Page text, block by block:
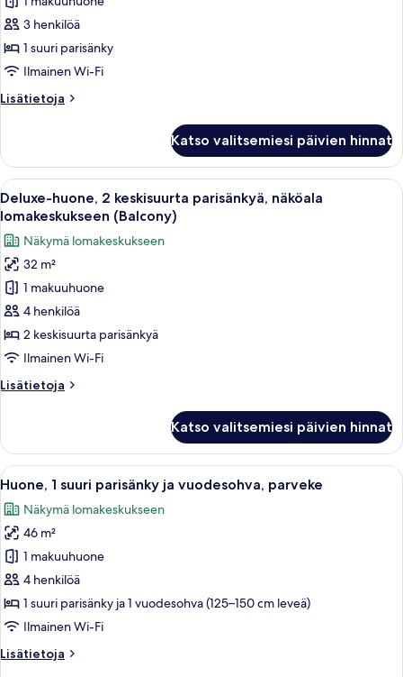
Tavanomainen
huone,
1
suuri
kuvat
3 henkilöä
1 suuri parisänky
Ilmainen Wi-Fi
Lisätietoja
Lisätietoja
1
suuri
parisänky
Katso valitsemiesi päivien hinnat
Avaa
kaikki
huonetyypin
Deluxe-
huone,
2
keskisuurta
parisänkyä,
näköala
(Balcony)
Hotellihuone, jossa on kaksi
9
Deluxe-huone, 2 keskisuurta parisänkyä, näköala
lomakeskukseen (Balcony)
Näkymä lomakeskukseen
32 m²
1 makuuhuone
4 henkilöä
2 keskisuurta parisänkyä
Ilmainen Wi-Fi
Lisätietoja
Lisätietoja
2
keskisuurta
parisänkyä,
lomakeskukseen
(Balcony)
Katso valitsemiesi päivien hinnat
Avaa
kaikki
huonetyypin
Huone,
suuri
parisänky
ja
parveke
Moderni hotellihuone, jossa on
6
Huone, 1 suuri parisänky ja vuodesohva, parveke
Näkymä lomakeskukseen
46 m²
1 makuuhuone
4 henkilöä
1 suuri parisänky ja 1 vuodesohva (125–150 cm leveä)
Ilmainen Wi-Fi
Lisätietoja
Lisätietoja